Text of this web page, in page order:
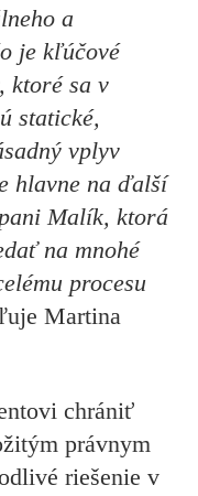
a
je kľúčové
ktoré sa v
statické,
vplyv
hlavne na ďalší
Malík, ktorá
na mnohé
procesu
Martina
chrániť
právnym
riešenie v